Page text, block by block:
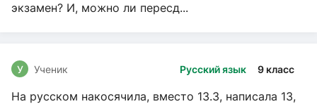
экзамен? И, можно ли пересд...
Русский язык 9 класс
У Ученик
На русском накосячила, вместо 13.3, написала 13,